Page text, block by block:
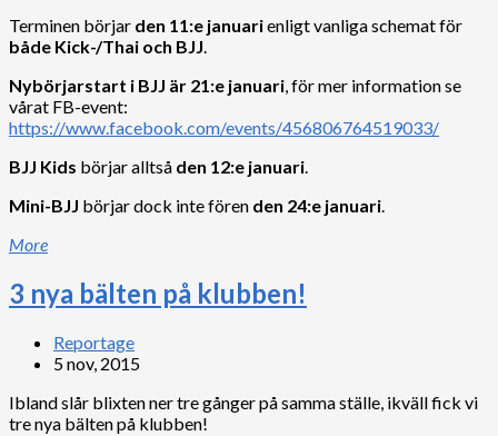
Terminen börjar den 11:e januarienligt vanliga schemat för
både Kick-/Thai och BJJ.
Nybörjarstart i BJJ är 21:e januari, för mer information se
vårat FB-event:
https://www.facebook.com/events/456806764519033/
BJJ Kids börjar alltså den 12:e januari.
Mini-BJJ börjar dock inte fören den 24:e januari.
More
3 nya bälten på klubben!
Reportage
5 nov, 2015
Ibland slår blixten ner tre gånger på samma ställe, ikväll fick vi
tre nya bälten på klubben!